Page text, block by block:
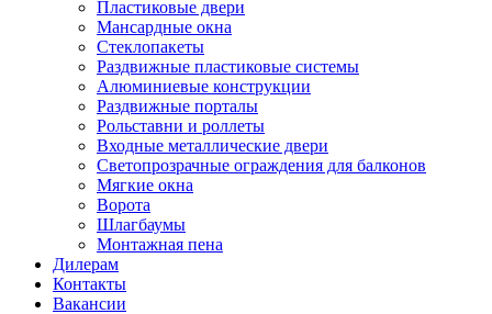
Пластиковые двери
Мансардные окна
Стеклопакеты
Раздвижные пластиковые системы
Алюминиевые конструкции
Раздвижные порталы
Рольставни и роллеты
Входные металлические двери
Светопрозрачные ограждения для балконов
Мягкие окна
Ворота
Шлагбаумы
Монтажная пена
Дилерам
Контакты
Вакансии